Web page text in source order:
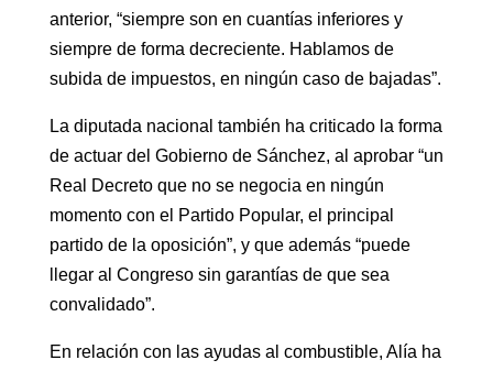
anterior, “siempre son en cuantías inferiores y
siempre de forma decreciente. Hablamos de
subida de impuestos, en ningún caso de bajadas”.
La diputada nacional también ha criticado la forma
de actuar del Gobierno de Sánchez, al aprobar “un
Real Decreto que no se negocia en ningún
momento con el Partido Popular, el principal
partido de la oposición”, y que además “puede
llegar al Congreso sin garantías de que sea
convalidado”.
En relación con las ayudas al combustible, Alía ha